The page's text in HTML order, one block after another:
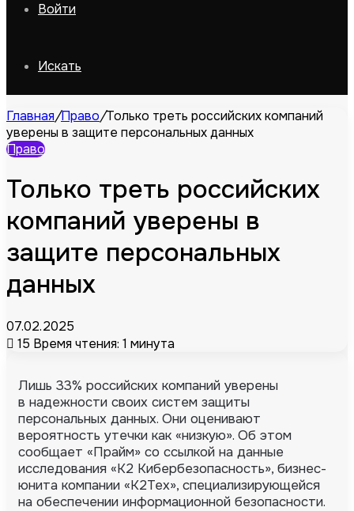
Войти
Искать
Главная/Право/Только треть российских компаний
уверены в защите персональных данных
Право
Только треть российских
компаний уверены в
защите персональных
данных
07.02.2025
15 Время чтения: 1 минута
Лишь 33% российских компаний уверены
в надежности своих систем защиты
персональных данных. Они оценивают
вероятность утечки как «низкую». Об этом
сообщает «Прайм» со ссылкой на данные
исследования «К2 Кибербезопасность», бизнес-
юнита компании «К2Тех», специализирующейся
на обеспечении информационной безопасности.